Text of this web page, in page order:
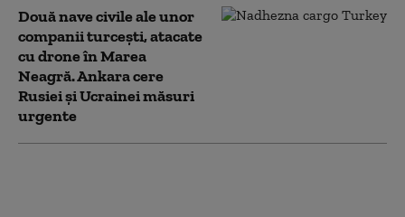
Două nave civile ale unor
companii turcești, atacate
cu drone în Marea
Neagră. Ankara cere
Rusiei și Ucrainei măsuri
urgente